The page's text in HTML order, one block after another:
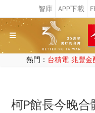
熱門： 台積電 兆豐金
柯P館長今晚